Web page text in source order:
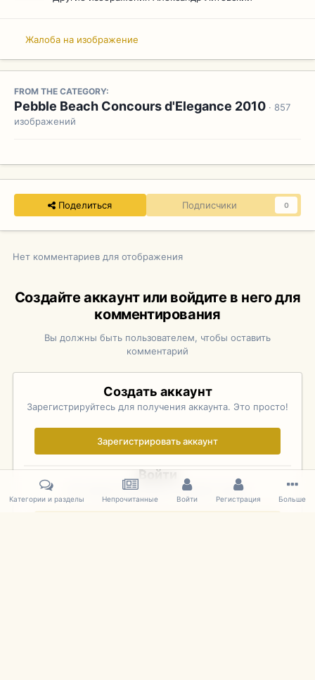
Жалоба на изображение
FROM THE CATEGORY:
Pebble Beach Concours d'Elegance 2010 · 857
изображений
Поделиться Подписчики 0
Нет комментариев для отображения
Создайте аккаунт или войдите в него для
комментирования
Вы должны быть пользователем, чтобы оставить
комментарий
Создать аккаунт
Зарегистрируйтесь для получения аккаунта. Это просто!
Зарегистрировать аккаунт
Войти
Уже зарегистрированы? Войдите здесь.
Категории и разделы Непрочитанные Войти Регистрация Больше